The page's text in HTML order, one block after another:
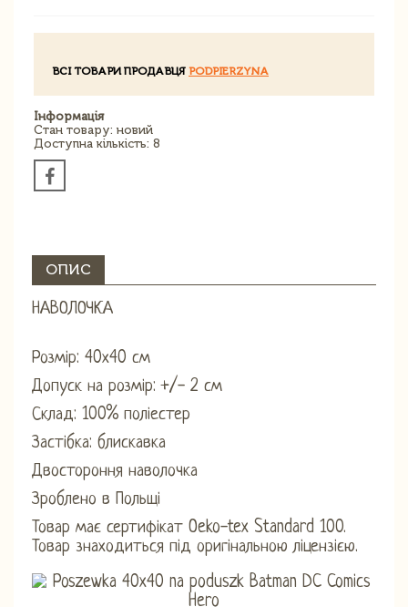
ВСІ ТОВАРИ ПРОДАВЦЯ PODPIERZYNA
Інформація
Стан товару: новий
Доступна кількість: 8
ОПИС
НАВОЛОЧКА
Розмір: 40х40 см
Допуск на розмір: +/- 2 см
Склад: 100% поліестер
Застібка: блискавка
Двостороння наволочка
Зроблено в Польщі
Товар має сертифікат Oeko-tex Standard 100.
Товар знаходиться під оригінальною ліцензією.